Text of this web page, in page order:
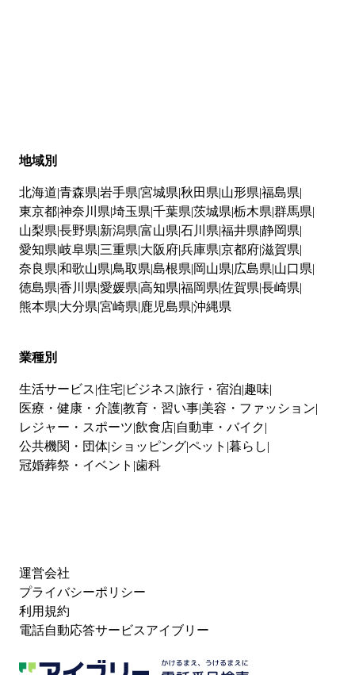
地域別
北海道 青森県 岩手県 宮城県 秋田県 山形県 福島県
東京都神奈川県 埼玉県 千葉県 茨城県 栃木県 群馬県
山梨県 長野県 新潟県 富山県 石川県 福井県 静岡県
愛知県 岐阜県 三重県 大阪府兵庫県 京都府滋賀県
奈良県 和歌山県 鳥取県 島根県 岡山県 広島県 山口県
徳島県 香川県 愛媛県 高知県 福岡県 佐賀県 長崎県
熊本県 大分県 宮崎県 鹿児島県 沖縄県
業種別
生活サービス 住宅 ビジネス 旅行・宿泊 趣味
医療・健康・介護教育・習い事 美容・ファッション
レジャー・スポーツ 飲食店 自動車・バイク
公共機関・団体 ショッピングペット 暮らし
冠婚葬祭・イベント 歯科
運営会社
プライバシーポリシー
利用規約
電話自動応答サービスアイブリー